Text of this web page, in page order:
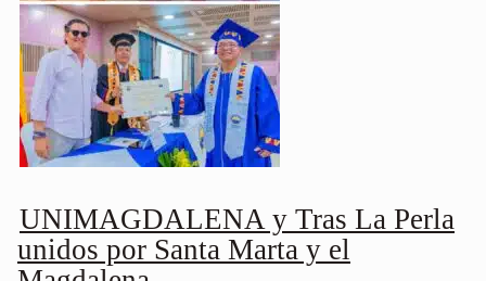
UNIMAGDALENA y Tras La Perla
unidos por Santa Marta y el